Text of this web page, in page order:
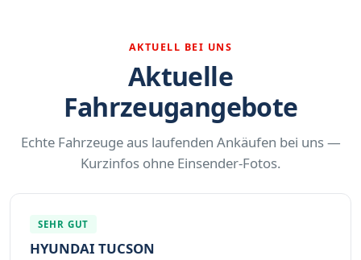
AKTUELL BEI UNS
Aktuelle
Fahrzeugangebote
Echte Fahrzeuge aus laufenden Ankäufen bei uns —
Kurzinfos ohne Einsender-Fotos.
SEHR GUT
HYUNDAI TUCSON